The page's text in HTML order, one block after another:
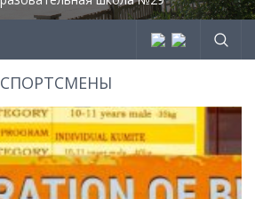
СПОРТСМЕНЫ